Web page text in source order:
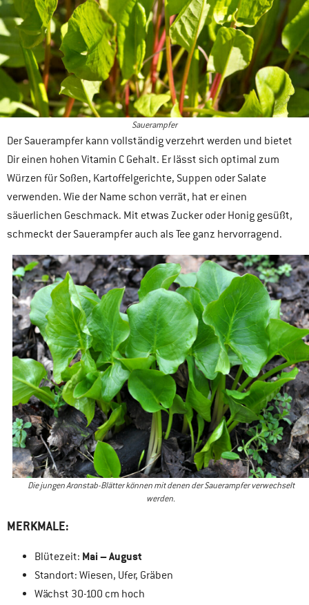
Sauerampfer
Der Sauerampfer kann vollständig verzehrt werden und bietet
Dir einen hohen Vitamin C Gehalt. Er lässt sich optimal zum
Würzen für Soßen, Kartoffelgerichte, Suppen oder Salate
verwenden. Wie der Name schon verrät, hat er einen
säuerlichen Geschmack. Mit etwas Zucker oder Honig gesüßt,
schmeckt der Sauerampfer auch als Tee ganz hervorragend.
Die jungen Aronstab-Blätter können mit denen der Sauerampfer verwechselt
werden.
MERKMALE:
Blütezeit: Mai – August
Standort: Wiesen, Ufer, Gräben
Wächst 30-100 cm hoch